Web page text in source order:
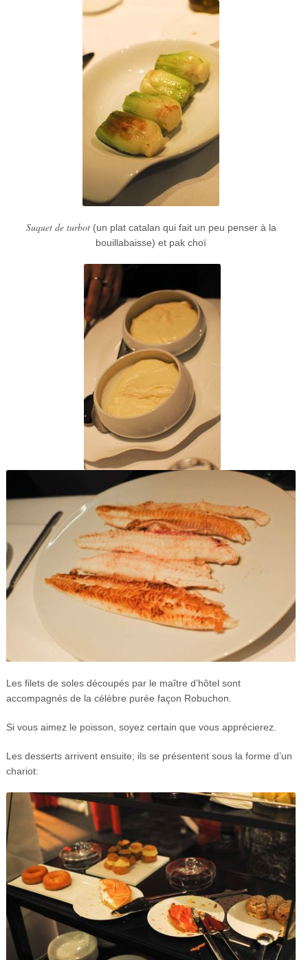
Suquet de turbot (un plat catalan qui fait un peu penser à la
bouillabaisse) et pak choï
Les filets de soles découpés par le maître d’hôtel sont
accompagnés de la célèbre purée façon Robuchon.
Si vous aimez le poisson, soyez certain que vous apprécierez.
Les desserts arrivent ensuite; ils se présentent sous la forme d’un
chariot: